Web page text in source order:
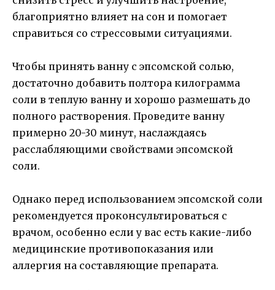
благоприятно влияет на сон и помогает
справиться со стрессовыми ситуациями.
Чтобы принять ванну с эпсомской солью,
достаточно добавить полтора килограмма
соли в теплую ванну и хорошо размешать до
полного растворения. Проведите ванну
примерно 20-30 минут, наслаждаясь
расслабляющими свойствами эпсомской
соли.
Однако перед использованием эпсомской соли
рекомендуется проконсультироваться с
врачом, особенно если у вас есть какие-либо
медицинские противопоказания или
аллергия на составляющие препарата.